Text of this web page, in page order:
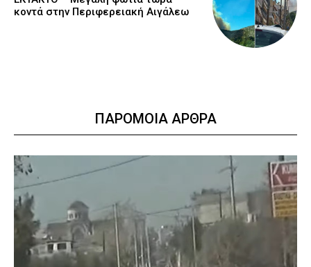
κοντά στην Περιφερειακή Αιγάλεω
ΠΑΡΟΜΟΙΑ ΑΡΘΡΑ